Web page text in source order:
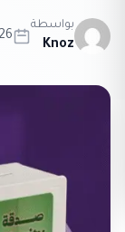
بواسطة
Knoz